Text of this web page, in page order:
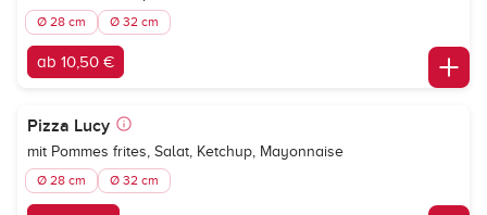
Ø 28 cm Ø 32 cm
ab 10,50 €
Pizza Lucy
mit Pommes frites, Salat, Ketchup, Mayonnaise
Ø 28 cm Ø 32 cm